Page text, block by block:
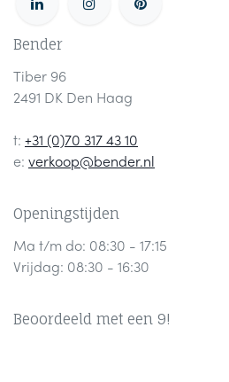
Bender
Tiber 96
2491 DK Den Haag
t: +31 (0)70 317 43 10
e: verkoop@bender.nl
Openingstijden
Ma t/m do: 08:30 - 17:15
Vrijdag: 08:30 - 16:30
Beoordeeld met een 9!